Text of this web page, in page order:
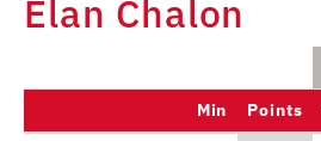
Elan Chalon
Min
Points